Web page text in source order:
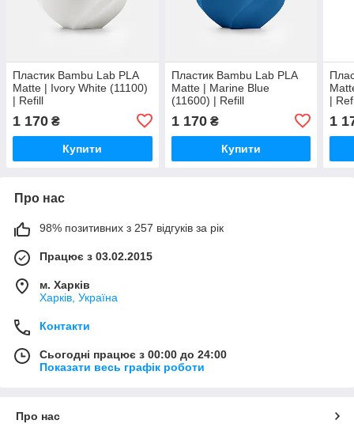
Пластик Bambu Lab PLA
Matte | Ivory White (11100)
| Refill
1 170 ₴
Купити
Пластик Bambu Lab PLA
Matte | Marine Blue
(11600) | Refill
1 170₴
Купити
|
1
Про нас
98% позитивних з 257 відгуків за рік
Працює з 03.02.2015
м. Харків
Харків, Україна
Контакти
Сьогодні працює з 00:00 до 24:00
Показати весь графік роботи
Про нас